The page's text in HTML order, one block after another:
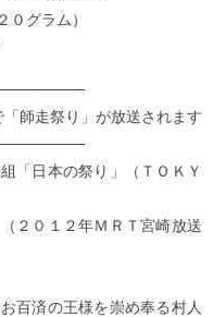
グラム）
師走祭り」が放送されます
「日本の祭り」（ＴＯＫＹ
２０１２年ＭＲＴ宮崎放送
百済の王様を崇め奉る村人